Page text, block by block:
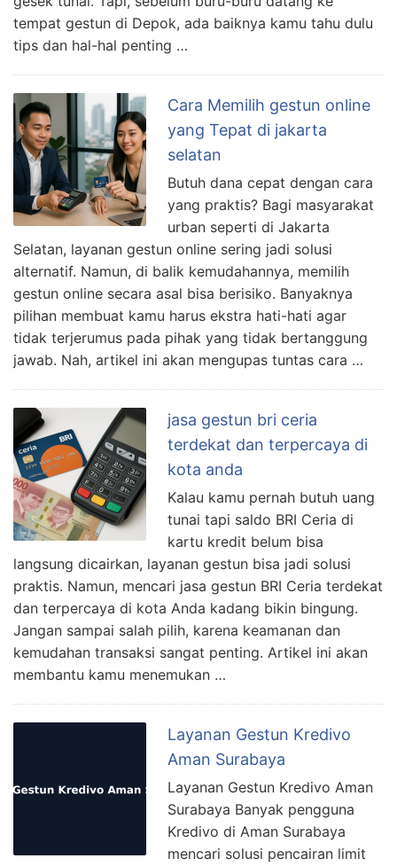
tempat gestun di Depok, ada baiknya kamu tahu dulu
tips dan hal-hal penting …
Cara Memilih gestun online
yang Tepat di jakarta
selatan
Butuh dana cepat dengan cara
yang praktis? Bagi masyarakat
urban seperti di Jakarta
Selatan, layanan gestun online sering jadi solusi
alternatif. Namun, di balik kemudahannya, memilih
gestun online secara asal bisa berisiko. Banyaknya
pilihan membuat kamu harus ekstra hati-hati agar
tidak terjerumus pada pihak yang tidak bertanggung
jawab. Nah, artikel ini akan mengupas tuntas cara …
jasa gestun bri ceria
terdekat dan terpercaya di
kota anda
Kalau kamu pernah butuh uang
tunai tapi saldo BRI Ceria di
kartu kredit belum bisa
langsung dicairkan, layanan gestun bisa jadi solusi
praktis. Namun, mencari jasa gestun BRI Ceria terdekat
dan terpercaya di kota Anda kadang bikin bingung.
Jangan sampai salah pilih, karena keamanan dan
kemudahan transaksi sangat penting. Artikel ini akan
membantu kamu menemukan …
Layanan Gestun Kredivo
Aman Surabaya
Layanan Gestun Kredivo Aman
Surabaya Banyak pengguna
Kredivo di Aman Surabaya
mencari solusi pencairan limit